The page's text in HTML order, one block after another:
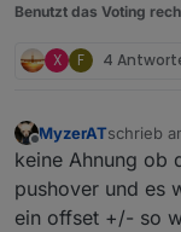
Benutzt das Voting
X F 4
Offline
MyzerATschrieb
zuletzt
keine Ahnung ob
pushover und es
ein offset +/- so